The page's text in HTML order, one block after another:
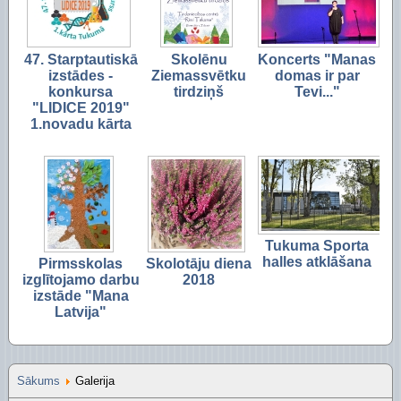
Piekļūstamības paziņojums Izglītības pārvalde
Digitālās plaisas mazināšana sociāli
STEM un pilsoniskā līdzdalība
47. Starptautiskā
izstādes -
konkursa
"LIDICE 2019"
1.novadu kārta
Skolēnu
Ziemassvētku
tirdziņš
Koncerts "Manas
domas ir par
Tevi..."
Pirmsskolas
izglītojamo darbu
izstāde "Mana
Latvija"
Skolotāju diena
2018
Tukuma Sporta
halles atklāšana
Sākums Galerija